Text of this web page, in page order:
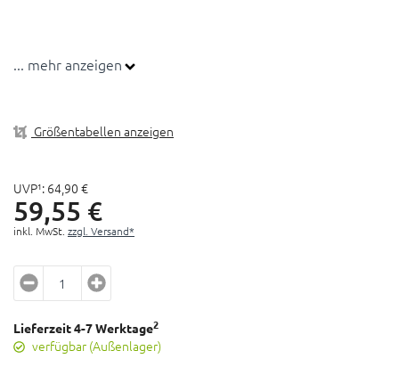
... mehr anzeigen
Größentabellen anzeigen
UVP¹: 64, 90 €
59,55 €
inkl. MwSt. zzgl. Versand*
Lieferzeit 4-7 Werktage2
verfügbar (Außenlager)